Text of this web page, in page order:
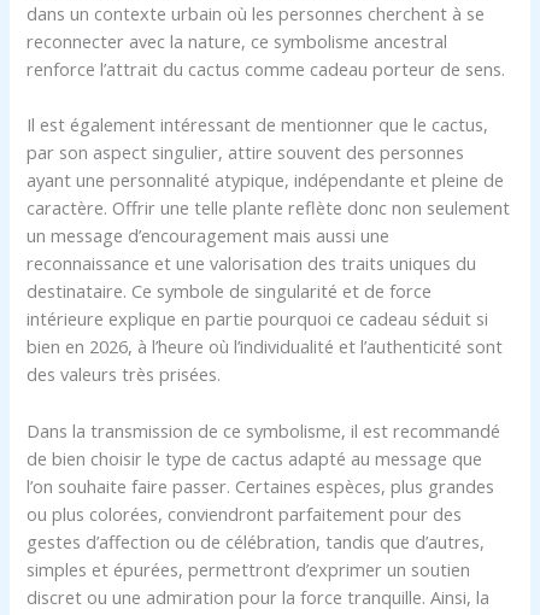
dans un contexte urbain où les personnes cherchent à se
reconnecter avec la nature, ce symbolisme ancestral
renforce l’attrait du cactus comme cadeau porteur de sens.
Il est également intéressant de mentionner que le cactus,
par son aspect singulier, attire souvent des personnes
ayant une personnalité atypique, indépendante et pleine de
caractère. Offrir une telle plante reflète donc non seulement
un message d’encouragement mais aussi une
reconnaissance et une valorisation des traits uniques du
destinataire. Ce symbole de singularité et de force
intérieure explique en partie pourquoi ce cadeau séduit si
bien en 2026, à l’heure où l’individualité et l’authenticité sont
des valeurs très prisées.
Dans la transmission de ce symbolisme, il est recommandé
de bien choisir le type de cactus adapté au message que
l’on souhaite faire passer. Certaines espèces, plus grandes
ou plus colorées, conviendront parfaitement pour des
gestes d’affection ou de célébration, tandis que d’autres,
simples et épurées, permettront d’exprimer un soutien
discret ou une admiration pour la force tranquille. Ainsi, la